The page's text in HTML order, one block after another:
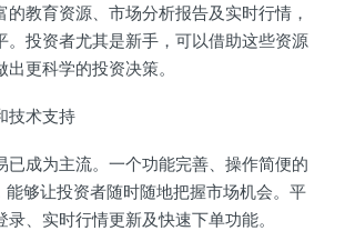
的教育资源、市场分析报告及实时行情，
。投资者尤其是新手，可以借助这些资源
更科学的投资决策。
技术支持
已成为主流。一个功能完善、操作简便的
能够让投资者随时随地把握市场机会。平
、实时行情更新及快速下单功能。